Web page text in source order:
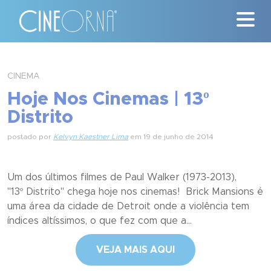
News
Contato
CINEMA
Hoje Nos Cinemas | 13º
Distrito
postado por Kelvyn Kaestner Lima em 19 de junho de 2014
Um dos últimos filmes de Paul Walker (1973-2013),
"13º Distrito" chega hoje nos cinemas! Brick Mansions é
uma área da cidade de Detroit onde a violência tem
índices altíssimos, o que fez com que a...
VEJA MAIS AQUI